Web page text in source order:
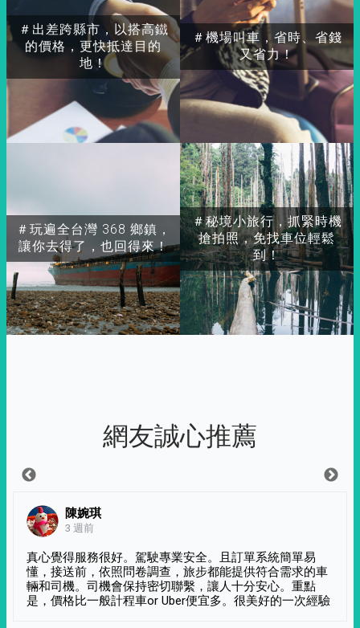
＃出差跨縣市，以搭高鐵
的價格，更快抵達目的
地！
＃玩遍全台灣 368 鄉鎮，
讓你去得了，也回得來！
＃秘境小旅行，抓緊時機
搶拍照，免找車位輕鬆
到！
＃機場叫車，省時、省錢
又省力！
網友誠心推薦
陳婉琪
3 週前
真心覺得服務很好。駕駛專業安全。且訂單系統簡單易
懂，接送前，依照問卷調查，旅步都能提供符合需求的車
輛和司機。司機會保持密切聯繫，讓人十分安心。重點
是，價格比一般計程車or Uber便宜多。很美好的一次經驗